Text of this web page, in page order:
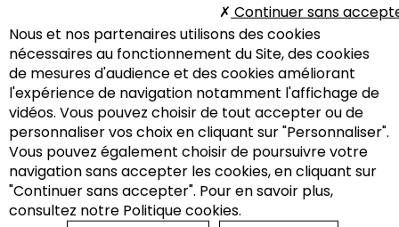
Recherche
Nous et nos partenaires utilisons des cookies
nécessaires au fonctionnement du Site, des cookies
de mesures d'audience et des cookies améliorant
l'expérience de navigation notamment l'affichage de
vidéos. Vous pouvez choisir de tout accepter ou de
personnaliser vos choix en cliquant sur "Personnaliser".
Vous pouvez également choisir de poursuivre votre
navigation sans accepter les cookies, en cliquant sur
"Continuer sans accepter". Pour en savoir plus,
consultez notre Politique cookies.
Continuer sans